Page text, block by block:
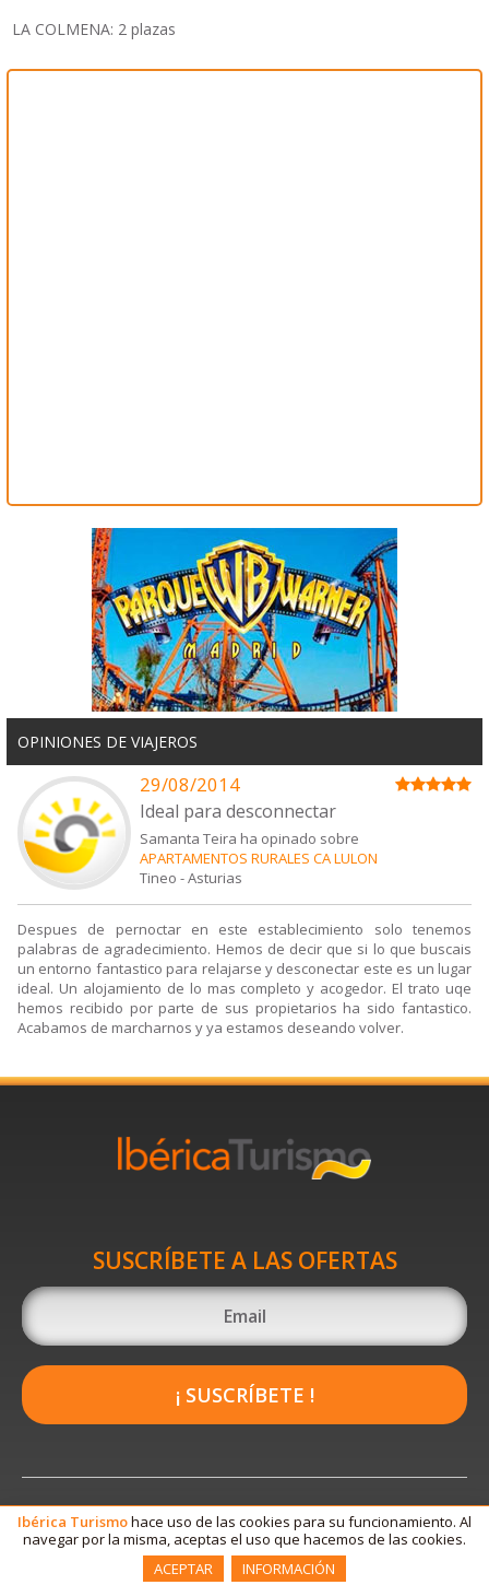
LA COLMENA: 2 plazas
OPINIONES DE VIAJEROS
29/08/2014
Ideal para desconnectar
Samanta Teira ha opinado sobre
APARTAMENTOS RURALES CA LULON
Tineo -Asturias
Despues de pernoctar en este establecimiento solo tenemos
palabras de agradecimiento. Hemos de decir que si lo que buscais
un entorno fantastico para relajarse y desconectar este es un lugar
ideal. Un alojamiento de lo mas completo y acogedor. El trato uqe
hemos recibido por parte de sus propietarios ha sido fantastico.
Acabamos de marcharnos y ya estamos deseando volver.
SUSCRÍBETE A LAS OFERTAS
¡ SUSCRÍBETE !
Ibérica Turismohace uso de las cookies para su funcionamiento. Al
navegar por la misma, aceptas el uso que hacemos de las cookies.
ACEPTAR
INFORMACIÓN